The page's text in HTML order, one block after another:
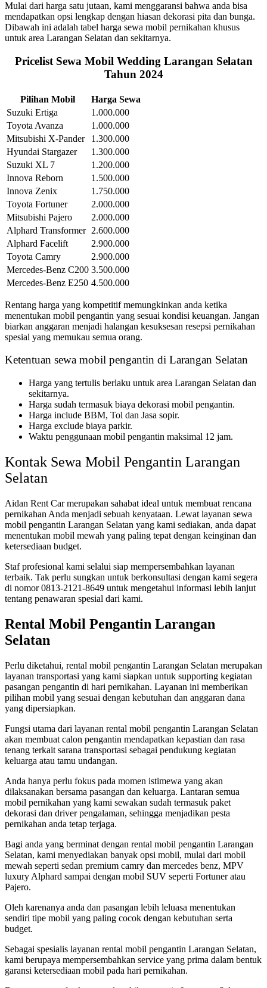
Mulai dari harga satu jutaan, kami menggaransi bahwa anda bisa
mendapatkan opsi lengkap dengan hiasan dekorasi pita dan bunga.
Dibawah ini adalah tabel harga sewa mobil pernikahan khusus
untuk area Larangan Selatan dan sekitarnya.
Pricelist Sewa Mobil Wedding Larangan Selatan
Tahun 2024
Pilihan Mobil
Harga Sewa
Suzuki Ertiga
1.000.000
Toyota Avanza
1.000.000
Mitsubishi X-Pander
1.300.000
Hyundai Stargazer
1.300.000
Suzuki XL 7
1.200.000
Innova Reborn
1.500.000
Innova Zenix
1.750.000
Toyota Fortuner
2.000.000
Mitsubishi Pajero
2.000.000
Alphard Transformer 2.600.000
Alphard Facelift
2.900.000
Toyota Camry
2.900.000
Mercedes-Benz C200 3.500.000
Mercedes-Benz E250 4.500.000
Rentang harga yang kompetitif memungkinkan anda ketika
menentukan mobil pengantin yang sesuai kondisi keuangan. Jangan
biarkan anggaran menjadi halangan kesuksesan resepsi pernikahan
spesial yang memukau semua orang.
Ketentuan sewa mobil pengantin di Larangan Selatan
Harga yang tertulis berlaku untuk area Larangan Selatan dan
sekitarnya.
Harga sudah termasuk biaya dekorasi mobil pengantin.
Harga include BBM, Tol dan Jasa sopir.
Harga exclude biaya parkir.
Waktu penggunaan mobil pengantin maksimal 12 jam.
Kontak Sewa Mobil Pengantin Larangan
Selatan
Aidan Rent Car merupakan sahabat ideal untuk membuat rencana
pernikahan Anda menjadi sebuah kenyataan. Lewat layanan sewa
mobil pengantin Larangan Selatan yang kami sediakan, anda dapat
menentukan mobil mewah yang paling tepat dengan keinginan dan
ketersediaan budget.
Staf profesional kami selalui siap mempersembahkan layanan
terbaik. Tak perlu sungkan untuk berkonsultasi dengan kami segera
di nomor 0813-2121-8649 untuk mengetahui informasi lebih lanjut
tentang penawaran spesial dari kami.
Rental Mobil Pengantin Larangan
Selatan
Perlu diketahui, rental mobil pengantin Larangan Selatan merupakan
layanan transportasi yang kami siapkan untuk supporting kegiatan
pasangan pengantin di hari pernikahan. Layanan ini memberikan
pilihan mobil yang sesuai dengan kebutuhan dan anggaran dana
yang dipersiapkan.
Fungsi utama dari layanan rental mobil pengantin Larangan Selatan
akan membuat calon pengantin mendapatkan kepastian dan rasa
tenang terkait sarana transportasi sebagai pendukung kegiatan
keluarga atau tamu undangan.
Anda hanya perlu fokus pada momen istimewa yang akan
dilaksanakan bersama pasangan dan keluarga. Lantaran semua
mobil pernikahan yang kami sewakan sudah termasuk paket
dekorasi dan driver pengalaman, sehingga menjadikan pesta
pernikahan anda tetap terjaga.
Bagi anda yang berminat dengan rental mobil pengantin Larangan
Selatan, kami menyediakan banyak opsi mobil, mulai dari mobil
mewah seperti sedan premium camry dan mercedes benz, MPV
luxury Alphard sampai dengan mobil SUV seperti Fortuner atau
Pajero.
Oleh karenanya anda dan pasangan lebih leluasa menentukan
sendiri tipe mobil yang paling cocok dengan kebutuhan serta
budget.
Sebagai spesialis layanan rental mobil pengantin Larangan Selatan,
kami berupaya mempersembahkan service yang prima dalam bentuk
garansi ketersediaan mobil pada hari pernikahan.